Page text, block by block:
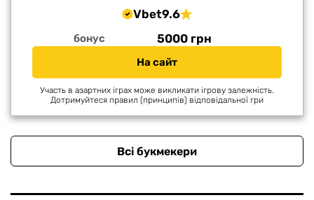
Vbet9.6
бонус 5000 грн
На сайт
Участь в азартних іграх може викликати ігрову залежність.
Дотримуйтеся правил (принципів) відповідальної гри
Всі букмекери